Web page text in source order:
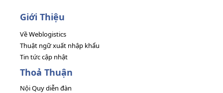
Giới Thiệu
Về Weblogistics
Thuật ngữ xuất nhập khẩu
Tin tức cập nhật
Thoả Thuận
Nội Quy diễn đàn